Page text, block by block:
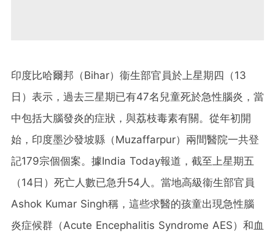
印度比哈爾邦（Bihar）衞生部官員於上星期四（13
日）表示，過去三星期已有47名兒童死於急性腦炎，當
中包括大腦發炎的症狀，與荔枝毒素有關。從年初開
始，印度墨沙發坡縣（Muzaffarpur）兩間醫院一共登
記179宗個個案。據India Today報道，截至上星期五
（14日）死亡人數已急升54人。當地高級衞生部官員
Ashok Kumar Singh稱，這些求醫的孩童出現急性腦
炎症候群（Acute Encephalitis Syndrome AES）和血